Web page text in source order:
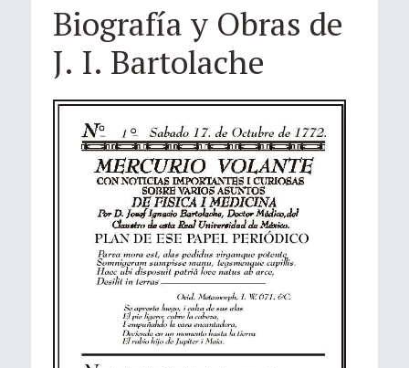
Biografía y Obras de
J. I. Bartolache